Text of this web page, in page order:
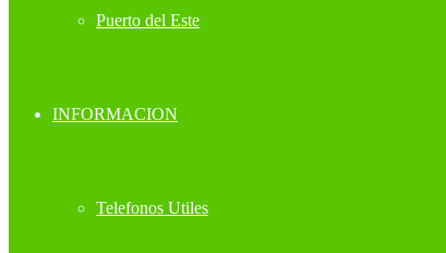
Puerto del Este
INFORMACION
Telefonos Utiles